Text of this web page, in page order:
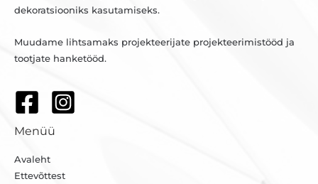
dekoratsiooniks kasutamiseks.
Muudame lihtsamaks projekteerijate projekteerimistööd ja
tootjate hanketööd.
Menüü
Avaleht
Ettevõttest